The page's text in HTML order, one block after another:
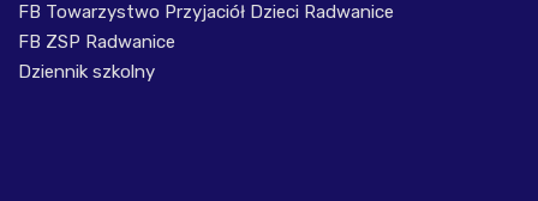
FB Towarzystwo Przyjaciół Dzieci Radwanice
FB ZSP Radwanice
Dziennik szkolny